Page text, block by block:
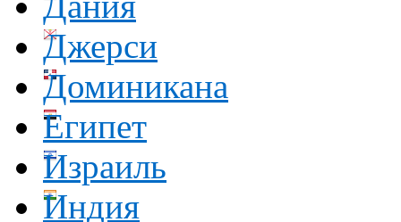
Джерси
Доминикана
Египет
Израиль
Индия